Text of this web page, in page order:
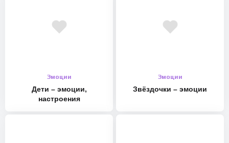
Эмоции
Дети – эмоции,
настроения
Эмоции
Звёздочки – эмоции